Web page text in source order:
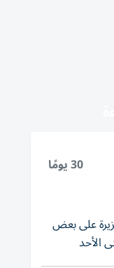
30 يومًا
على بعض
الأحد